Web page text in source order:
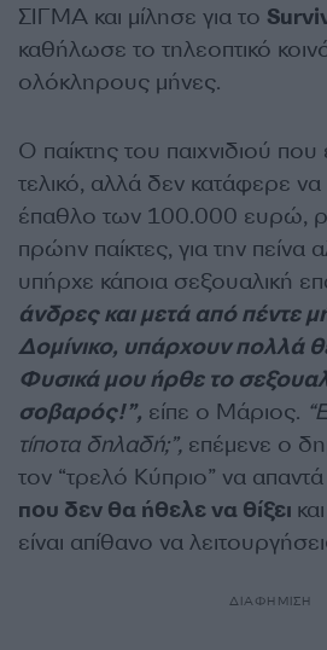
ΣΙΓΜΑ και μίλησε για το
καθήλωσε το τηλεοπτικό
ολόκληρους μήνες.
Ο παίκτης του παιχνιδιού
τελικό, αλλά δεν κατάφερε να
έπαθλο των 100.000 ευρώ,
πρώην παίκτες, για την πείνα
υπήρχε κάποια σεξουαλική
άνδρες και μετά από πέντε
Δομίνικο, υπάρχουν πολλά
Φυσικά μου ήρθε το
σοβαρός!”, είπε ο Μάριος.
τίποτα δηλαδή;”, επέμενε ο
τον “τρελό Κύπριο” να απαντά
που δεν θα ήθελε να θίξει
είναι απίθανο να
ΔΙΑΦΗΜΙΣΗ